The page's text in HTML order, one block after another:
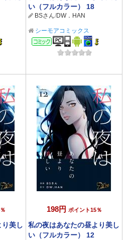
い（フルカラー） 18
BSさん/DW．HAN
シーモアコミックス
コミック
美し
198円 ポイント15％
私の夜はあなたの昼より美し
い（フルカラー） 12